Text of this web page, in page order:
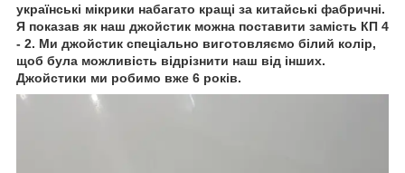
українські мікрики набагато кращі за китайські фабричні.
Я показав як наш джойстик можна поставити замість КП 4
- 2. Ми джойстик спеціально виготовляємо білий колір,
щоб була можливість відрізнити наш від інших.
Джойстики ми робимо вже 6 років.